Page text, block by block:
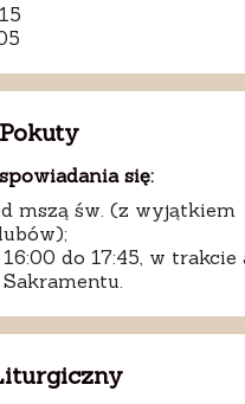
się:
mszą św. (z wyjątkiem
do 17:45, w trakcie